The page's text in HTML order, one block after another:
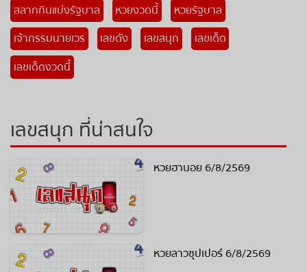
สลากกินแบ่งรัฐบาล
หวยงวดนี้
หวยรัฐบาล
เจ้ากรรมนายเวร
เลขดัง เลขสนุก
เลขเด็ด
เลขเด็ดงวดนี้
เลขสนุก ที่น่าสนใจ
หวยฮานอย 6/8/2569
หวยลาวซุปเปอร์ 6/8/2569